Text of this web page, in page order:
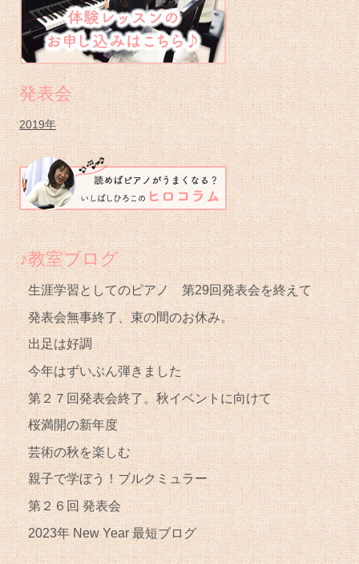
サ
イ
ド
バ
ー
発表会
2019年
♪教室ブログ
生涯学習としてのピアノ 第29回発表会を終えて
発表会無事終了、束の間のお休み。
出足は好調
今年はずいぶん弾きました
第２７回発表会終了。秋イベントに向けて
桜満開の新年度
芸術の秋を楽しむ
親子で学ぼう！ブルクミュラー
第２６回 発表会
2023年 New Year 最短ブログ